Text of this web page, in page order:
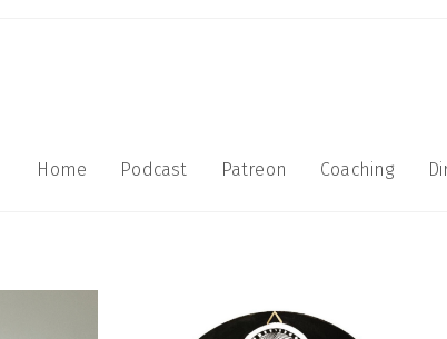
Home Podcast Patreon Coaching